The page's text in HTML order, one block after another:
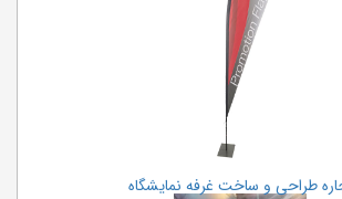
طراحی و ساخت غرفه نمایشگاه